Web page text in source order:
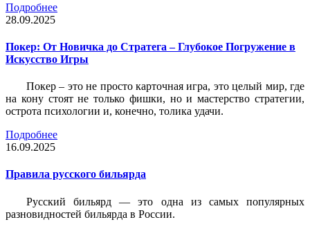
Подробнее
28.09.2025
Покер: От Новичка до Стратега – Глубокое Погружение в
Искусство Игры
Покер – это не просто карточная игра, это целый мир, где
на кону стоят не только фишки, но и мастерство стратегии,
острота психологии и, конечно, толика удачи.
Подробнее
16.09.2025
Правила русского бильярда
Русский бильярд — это одна из самых популярных
разновидностей бильярда в России.